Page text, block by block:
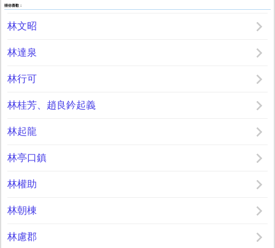
猜你喜歡：
林文昭
林達泉
林行可
林桂芳、趙良鈐起義
林起龍
林亭口鎮
林權助
林朝棟
林慮郡